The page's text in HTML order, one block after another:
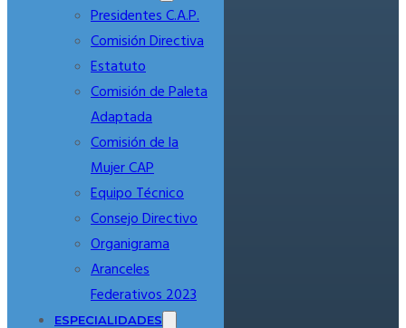
Presidentes C.A.P.
Comisión Directiva
Estatuto
Comisión de Paleta
Adaptada
Comisión de la
Mujer CAP
Equipo Técnico
Consejo Directivo
Organigrama
Aranceles
Federativos 2023
ESPECIALIDADES